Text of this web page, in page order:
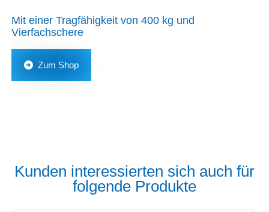
Mit einer Tragfähigkeit von 400 kg und
Vierfachschere
Zum Shop
Kunden interessierten sich auch für
folgende Produkte